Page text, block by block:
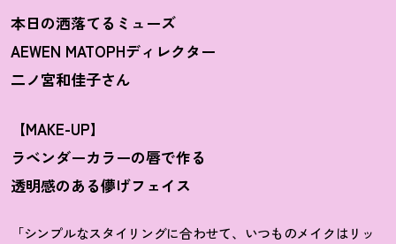
本日の洒落てるミューズ
AEWEN MATOPHディレクター
二ノ宮和佳子さん
【MAKE-UP】
ラベンダーカラーの唇で作る
透明感のある儚げフェイス
「シンプルなスタイリングに合わせて、いつものメイクはリッ